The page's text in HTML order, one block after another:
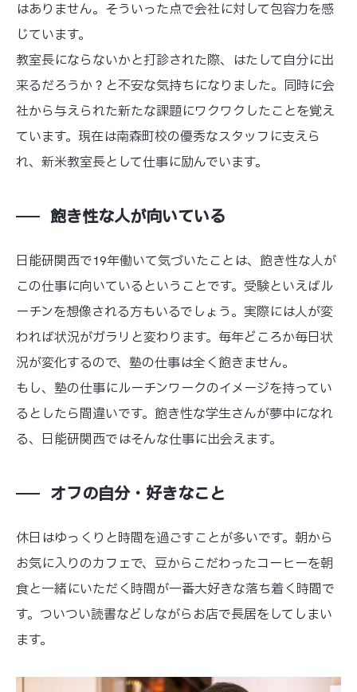
はありません。そういった点で会社に対して包容力を感
じています。
教室長にならないかと打診された際、はたして自分に出
来るだろうか？と不安な気持ちになりました。同時に会
社から与えられた新たな課題にワクワクしたことを覚え
ています。現在は南森町校の優秀なスタッフに支えら
れ、新米教室長として仕事に励んでいます。
飽き性な人が向いている
日能研関西で19年働いて気づいたことは、飽き性な人が
この仕事に向いているということです。受験といえばル
ーチンを想像される方もいるでしょう。実際には人が変
われば状況がガラリと変わります。毎年どころか毎日状
況が変化するので、塾の仕事は全く飽きません。
もし、塾の仕事にルーチンワークのイメージを持ってい
るとしたら間違いです。飽き性な学生さんが夢中になれ
る、日能研関西ではそんな仕事に出会えます。
オフの自分・好きなこと
休日はゆっくりと時間を過ごすことが多いです。朝から
お気に入りのカフェで、豆からこだわったコーヒーを朝
食と一緒にいただく時間が一番大好きな落ち着く時間で
す。ついつい読書などしながらお店で長居をしてしまい
ます。